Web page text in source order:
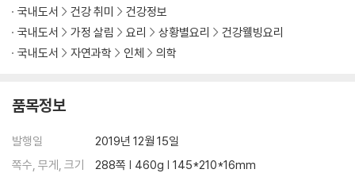
4장 - 사회생활은 삼겹살이 아니다
- 제주도는 똑같은데 우리 가족은 변했다
- 친구는 내가 행복해 보인다고 했다
국내도서
건강 취미
건강정보
국내도서
가정 살림 요리 상황별요리
건강웰빙요리
국내도서
자연과학 인체 의학
품목정보
발행일
2019년 12월 15일
쪽수, 무게, 크기
288쪽 | 460g | 145*210*16mm